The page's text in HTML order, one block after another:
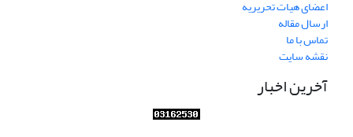
اعضای هیات تحریریه
ارسال مقاله
تماس با ما
نقشه سایت
آخرین اخبار